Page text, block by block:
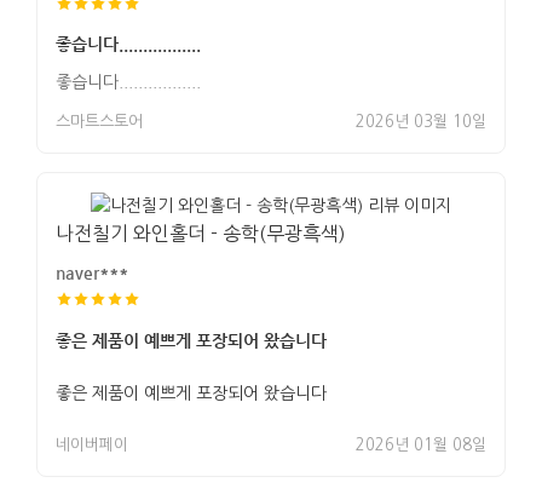
좋습니다.................
좋습니다.................
스마트스토어 2026년 03월 10일
나전칠기 와인홀더 - 송학(무광흑색)
naver***
좋은 제품이 예쁘게 포장되어 왔습니다
좋은 제품이 예쁘게 포장되어 왔습니다
네이버페이 2026년 01월 08일